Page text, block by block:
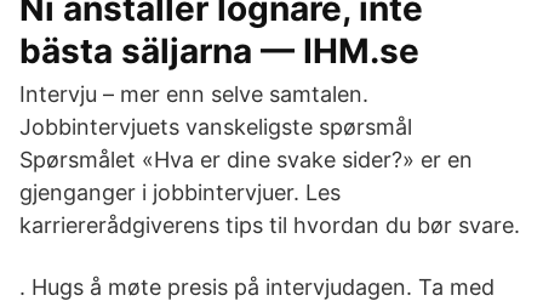
Ni anställer lögnare, inte
bästa säljarna — IHM.se
Intervju – mer enn selve samtalen.
Jobbintervjuets vanskeligste spørsmål
Spørsmålet «Hva er dine svake sider?» er en
gjenganger i jobbintervjuer. Les
karriererådgiverens tips til hvordan du bør svare.
. Hugs å møte presis på intervjudagen. Ta med